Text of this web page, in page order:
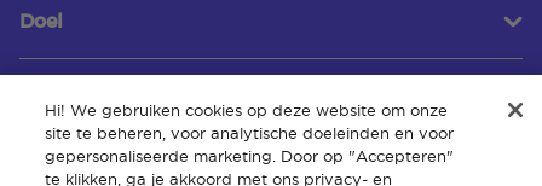
Doel
Klantenservice
Hi! We gebruiken cookies op deze website om onze
site te beheren, voor analytische doeleinden en voor
gepersonaliseerde marketing. Door op "Accepteren"
te klikken, ga je akkoord met ons privacy- en